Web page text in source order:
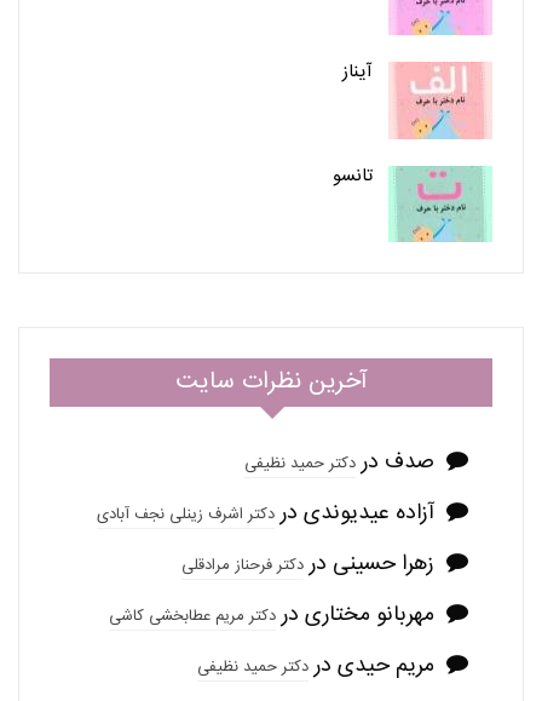
آیناز
تانسو
آخرین نظرات سایت
صدف دردکتر حمید نظیفی
آزاده عیدیوندی دردکتر اشرف زینلی نجف آبادی
زهرا حسینی دردکتر فرحناز مرادقلی
مهربانو مختاری دردکتر مریم عطابخشی کاشی
مریم حیدی دردکتر حمید نظیفی